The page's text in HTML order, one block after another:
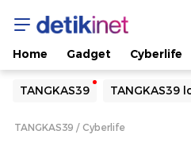
Home Gadget Cyberlife
TANGKAS39 TANGKAS39
Yang sedang ramai dicari
Loading...
TANGKAS39 Cyberlife